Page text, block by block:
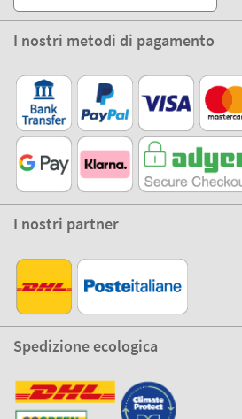
I nostri metodi di pagamento
I nostri partner
Spedizione ecologica